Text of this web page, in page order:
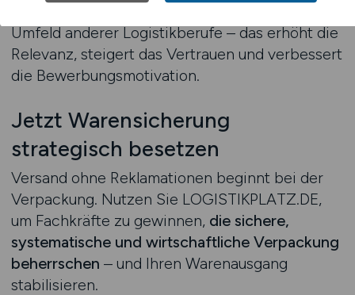
Umfeld anderer Logistikberufe – das erhöht die
Relevanz, steigert das Vertrauen und verbessert
die Bewerbungsmotivation.
Jetzt Warensicherung
strategisch besetzen
Versand ohne Reklamationen beginnt bei der
Verpackung. Nutzen Sie LOGISTIKPLATZ.DE,
um Fachkräfte zu gewinnen, die sichere,
systematische und wirtschaftliche Verpackung
beherrschen – und Ihren Warenausgang
stabilisieren.